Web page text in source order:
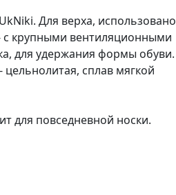
Для верха, использовано
с крупными вентиляционными
для удержания формы обуви.
сплав мягкой
для повседневной носки.